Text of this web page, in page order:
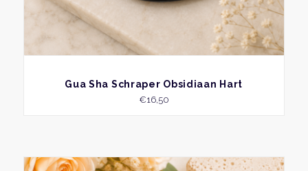
BEKIJK
Gua Sha Schraper Obsidiaan Hart
€16,50